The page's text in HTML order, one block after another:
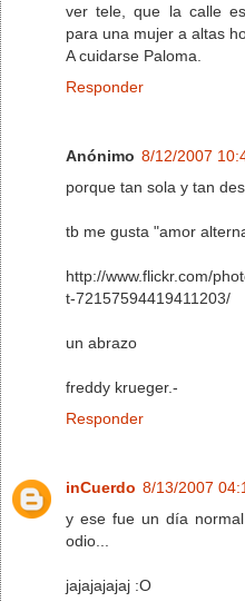
ver tele, que la calle
para una mujer a altas
A cuidarse Paloma.
Responder
Anónimo 8/12/2007
porque tan sola y tan
tb me gusta "amor
http://www.flickr.com/
t-72157594419411203/
un abrazo
freddy krueger.-
Responder
inCuerdo 8/13/2007
y ese fue un día
odio...
jajajajajaj :O